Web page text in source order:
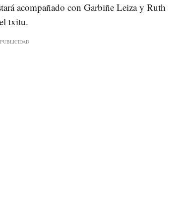
acompañado con Garbiñe Leiza y Ruth
txitu.